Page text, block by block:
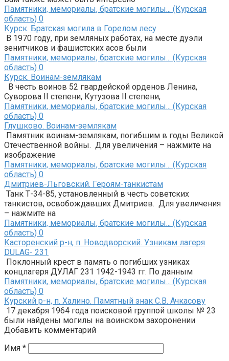
Памятники, мемориалы, братские могилы... (Курская
область) 0
Курск. Братская могила в Горелом лесу
В 1970 году, при земляных работах, на месте дуэли
зенитчиков и фашистских асов были
Памятники, мемориалы, братские могилы... (Курская
область) 0
Курск. Воинам-землякам
В честь воинов 52 гвардейской орденов Ленина,
Суворова II степени, Кутузова II степени,
Памятники, мемориалы, братские могилы... (Курская
область) 0
Глушково. Воинам-землякам
Памятник воинам-землякам, погибшим в годы Великой
Отечественной войны. Для увеличения – нажмите на
изображение
Памятники, мемориалы, братские могилы... (Курская
область) 0
Дмитриев-Льговский. Героям-танкистам
Танк Т-34-85, установленный в честь советских
танкистов, освобождавших Дмитриев. Для увеличения
– нажмите на
Памятники, мемориалы, братские могилы... (Курская
область) 0
Касторенский р-н, п. Новодворский. Узникам лагеря
DULAG- 231
Поклонный крест в память о погибших узниках
концлагеря ДУЛАГ 231 1942-1943 гг. По данным
Памятники, мемориалы, братские могилы... (Курская
область) 0
Курский р-н, п. Халино. Памятный знак С.В. Ачкасову
17 декабря 1964 года поисковой группой школы № 23
были найдены могилы на воинском захоронении
Добавить комментарий
Имя *